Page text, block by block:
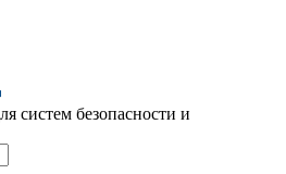
систем безопасности и